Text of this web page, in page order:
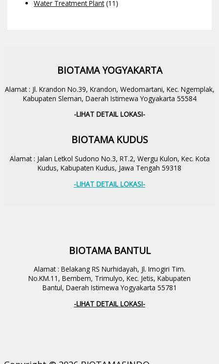
Water Treatment Plant(11)
BIOTAMA YOGYAKARTA
Alamat : Jl. Krandon No.39, Krandon, Wedomartani, Kec. Ngemplak,
Kabupaten Sleman, Daerah Istimewa Yogyakarta 55584
-LIHAT DETAIL LOKASI-
BIOTAMA KUDUS
Alamat : Jalan Letkol Sudono No.3, RT.2, Wergu Kulon, Kec. Kota
Kudus, Kabupaten Kudus, Jawa Tengah 59318
-LIHAT DETAIL LOKASI-
BIOTAMA BANTUL
Alamat : Belakang RS Nurhidayah, Jl. Imogiri Tim.
No.KM.11, Bembem, Trimulyo, Kec. Jetis, Kabupaten
Bantul, Daerah Istimewa Yogyakarta 55781
-LIHAT DETAIL LOKASI-